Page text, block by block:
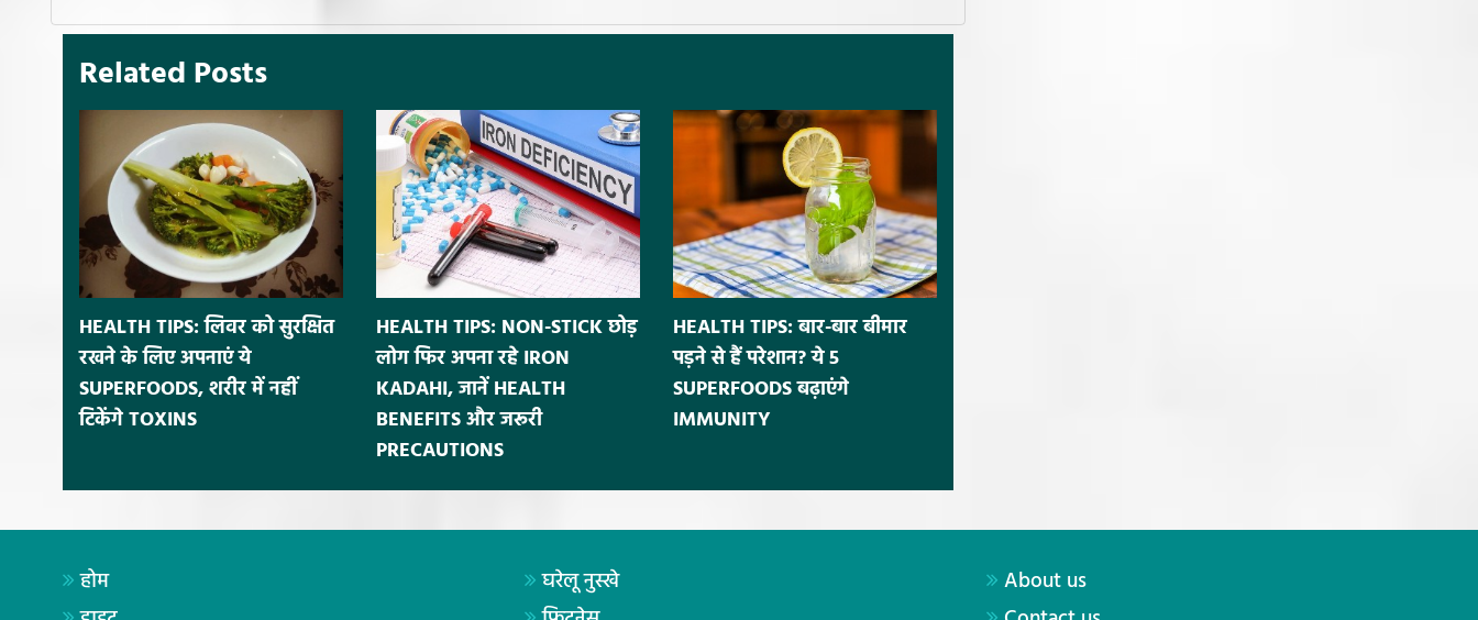
Related Posts
HEALTH TIPS: लिवर को सुरक्षित
रखने के लिए अपनाएं ये
SUPERFOODS, शरीर में नहीं
टिकेंगे TOXINS
HEALTH TIPS: NON-STICK छोड़
लोग फिर अपना रहे IRON
KADAHI, जानें HEALTH
BENEFITS और जरूरी
PRECAUTIONS
HEALTH TIPS: बार-बार बीमार
पड़ने से हैं परेशान? ये 5
SUPERFOODS बढ़ाएंगे
IMMUNITY
होम
घरेलू नुस्खे
About us